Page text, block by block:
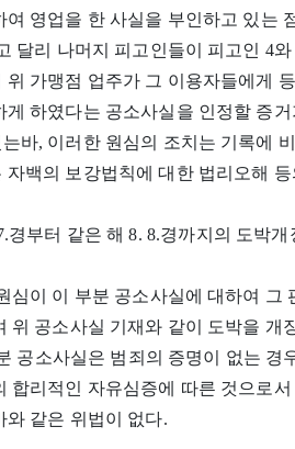
영업을 한 사실을 부인하고 있는
달리 나머지 피고인들이 피고인 4
가맹점 업주가 그 이용자들에게
게 하였다는 공소사실을 인정할 증
바, 이러한 원심의 조치는 기록에
자백의 보강법칙에 대한 법리오해
경부터 같은 해 8. 8.경까지의 도박개
심이 이 부분 공소사실에 대하여 그
위 공소사실 기재와 같이 도박을 개
공소사실은 범죄의 증명이 없는 경
합리적인 자유심증에 따른 것으로
와 같은 위법이 없다.